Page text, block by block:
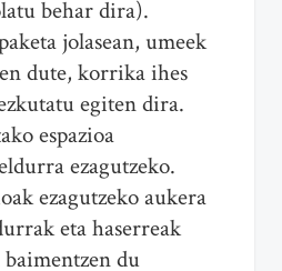
behar dira).
jolasean, umeek
dute, korrika ihes
egiten dira.
espazioa
ezagutzeko.
ezagutzeko aukera
eta haserreak
du